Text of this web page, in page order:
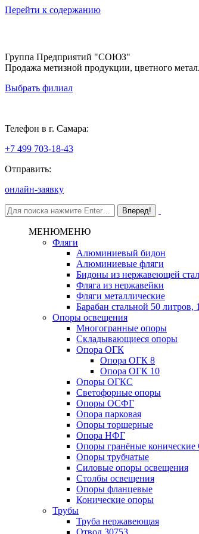
Перейти к содержанию
Группа Предприятий "СОЮЗ"
Продажа метизной продукции, цветного
Выбрать филиал
Телефон в г. Самара:
+7 499 703-18-43
Отправить:
онлайн-заявку
МЕНЮМЕНЮ
Фляги
Алюминиевый бидон
Алюминиевые фляги
Бидоны из нержавеющей
Фляга из нержавейки
Фляги металлические
Барабан стальной 50
Опоры освещения
Многогранные опоры
Складывающиеся опоры
Опора ОГК
Опора ОГК 8
Опора ОГК 10
Опоры ОГКС
Светофорные опоры
Опоры ОСФГ
Опора парковая
Опоры торшерные
Опора НФГ
Опоры гранёные
Опоры трубчатые
Силовые опоры освещения
Столбы освещения
Опоры фланцевые
Конические опоры
Трубы
Труба нержавеющая
Отвод 30753